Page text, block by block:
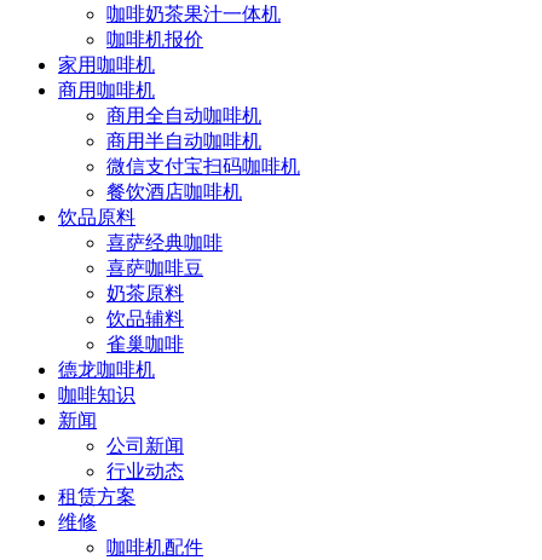
咖啡奶茶果汁一体机
咖啡机报价
家用咖啡机
商用咖啡机
商用全自动咖啡机
商用半自动咖啡机
微信支付宝扫码咖啡机
餐饮酒店咖啡机
饮品原料
喜萨经典咖啡
喜萨咖啡豆
奶茶原料
饮品辅料
雀巢咖啡
德龙咖啡机
咖啡知识
新闻
公司新闻
行业动态
租赁方案
维修
咖啡机配件